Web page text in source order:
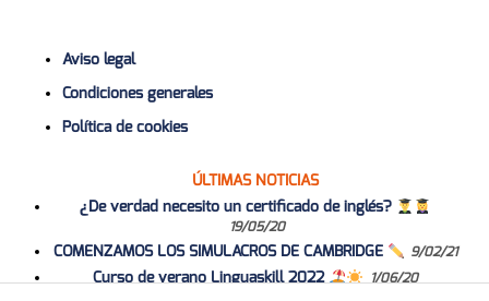
Aviso legal
Condiciones generales
Política de cookies
ÚLTIMAS NOTICIAS
¿De verdad necesito un certificado de inglés?
19/05/20
COMENZAMOS LOS SIMULACROS DE CAMBRIDGE 9/02/21
Curso de verano Linguaskill 2022 1/06/20